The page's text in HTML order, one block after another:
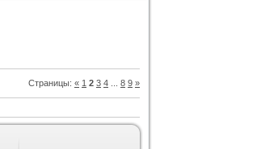
Страницы: « 1 2 3 4 8 9 »